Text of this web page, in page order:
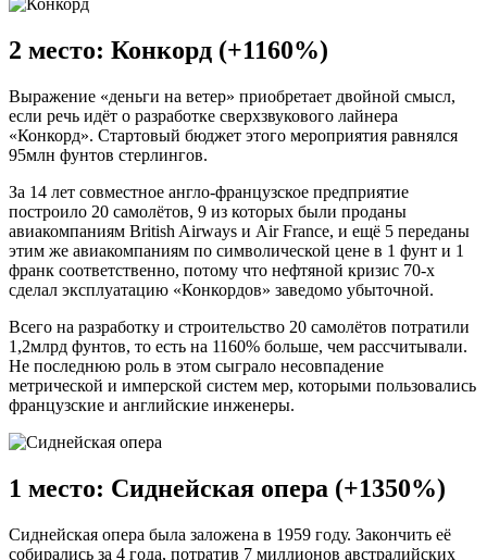
2 место: Конкорд (+1160%)
Выражение «деньги на ветер» приобретает двойной смысл,
если речь идёт о разработке сверхзвукового лайнера
«Конкорд». Стартовый бюджет этого мероприятия равнялся
95млн фунтов стерлингов.
За 14 лет совместное англо-французское предприятие
построило 20 самолётов, 9 из которых были проданы
авиакомпаниям British Airways и Air France, и ещё 5 переданы
этим же авиакомпаниям по символической цене в 1 фунт и 1
франк соответственно, потому что нефтяной кризис 70-х
сделал эксплуатацию «Конкордов» заведомо убыточной.
Всего на разработку и строительство 20 самолётов потратили
1,2млрд фунтов, то есть на 1160% больше, чем рассчитывали.
Не последнюю роль в этом сыграло несовпадение
метрической и имперской систем мер, которыми пользовались
французские и английские инженеры.
1 место: Сиднейская опера (+1350%)
Сиднейская опера была заложена в 1959 году. Закончить её
собирались за 4 года, потратив 7 миллионов австралийских